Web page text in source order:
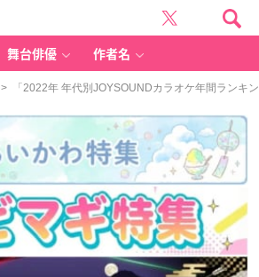
舞台俳優 作者名
> 「2022年 年代別JOYSOUNDカラオケ年間ランキ